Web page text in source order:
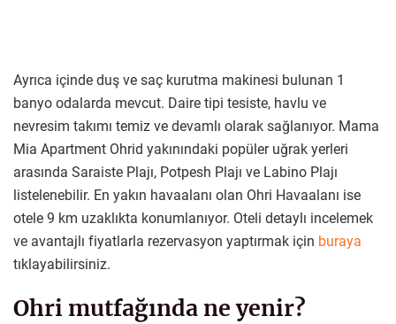
Ayrıca içinde duş ve saç kurutma makinesi bulunan 1
banyo odalarda mevcut. Daire tipi tesiste, havlu ve
nevresim takımı temiz ve devamlı olarak sağlanıyor. Mama
Mia Apartment Ohrid yakınındaki popüler uğrak yerleri
arasında Saraiste Plajı, Potpesh Plajı ve Labino Plajı
listelenebilir. En yakın havaalanı olan Ohri Havaalanı ise
otele 9 km uzaklıkta konumlanıyor. Oteli detaylı incelemek
ve avantajlı fiyatlarla rezervasyon yaptırmak için buraya
tıklayabilirsiniz.
Ohri mutfağında ne yenir?